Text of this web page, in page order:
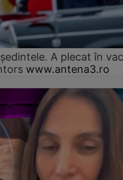
A plecat în
www.antena3.ro